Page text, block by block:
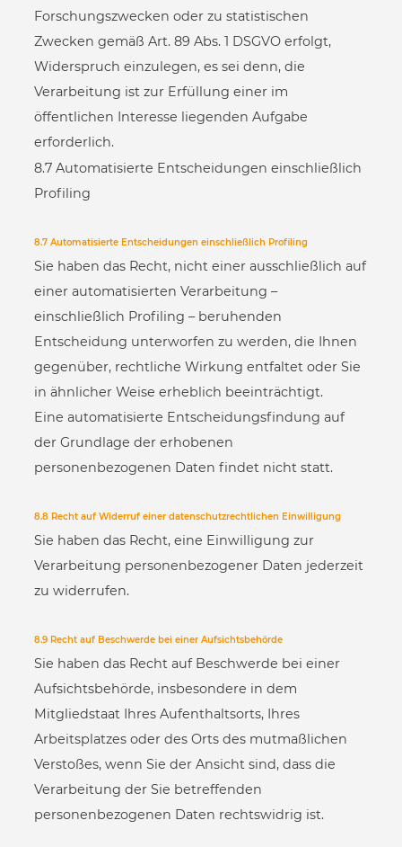
Forschungszwecken oder zu statistischen
Zwecken gemäß Art. 89 Abs. 1 DSGVO erfolgt,
Widerspruch einzulegen, es sei denn, die
Verarbeitung ist zur Erfüllung einer im
öffentlichen Interesse liegenden Aufgabe
erforderlich.
8.7 Automatisierte Entscheidungen einschließlich
Profiling
8.7 Automatisierte Entscheidungen einschließlich Profiling
Sie haben das Recht, nicht einer ausschließlich auf
einer automatisierten Verarbeitung –
einschließlich Profiling – beruhenden
Entscheidung unterworfen zu werden, die Ihnen
gegenüber, rechtliche Wirkung entfaltet oder Sie
in ähnlicher Weise erheblich beeinträchtigt.
Eine automatisierte Entscheidungsfindung auf
der Grundlage der erhobenen
personenbezogenen Daten findet nicht statt.
8.8 Recht auf Widerruf einer datenschutzrechtlichen Einwilligung
Sie haben das Recht, eine Einwilligung zur
Verarbeitung personenbezogener Daten jederzeit
zu widerrufen.
8.9 Recht auf Beschwerde bei einer Aufsichtsbehörde
Sie haben das Recht auf Beschwerde bei einer
Aufsichtsbehörde, insbesondere in dem
Mitgliedstaat Ihres Aufenthaltsorts, Ihres
Arbeitsplatzes oder des Orts des mutmaßlichen
Verstoßes, wenn Sie der Ansicht sind, dass die
Verarbeitung der Sie betreffenden
personenbezogenen Daten rechtswidrig ist.